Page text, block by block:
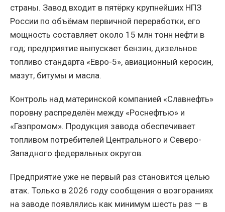
страны. Завод входит в пятёрку крупнейших НПЗ
России по объёмам первичной переработки, его
мощность составляет около 15 млн тонн нефти в
год; предприятие выпускает бензин, дизельное
топливо стандарта «Евро-5», авиационный керосин,
мазут, битумы и масла.
Контроль над материнской компанией «Славнефть»
поровну распределён между «Роснефтью» и
«Газпромом». Продукция завода обеспечивает
топливом потребителей Центрального и Северо-
Западного федеральных округов.
Предприятие уже не первый раз становится целью
атак. Только в 2026 году сообщения о возгораниях
на заводе появлялись как минимум шесть раз — в